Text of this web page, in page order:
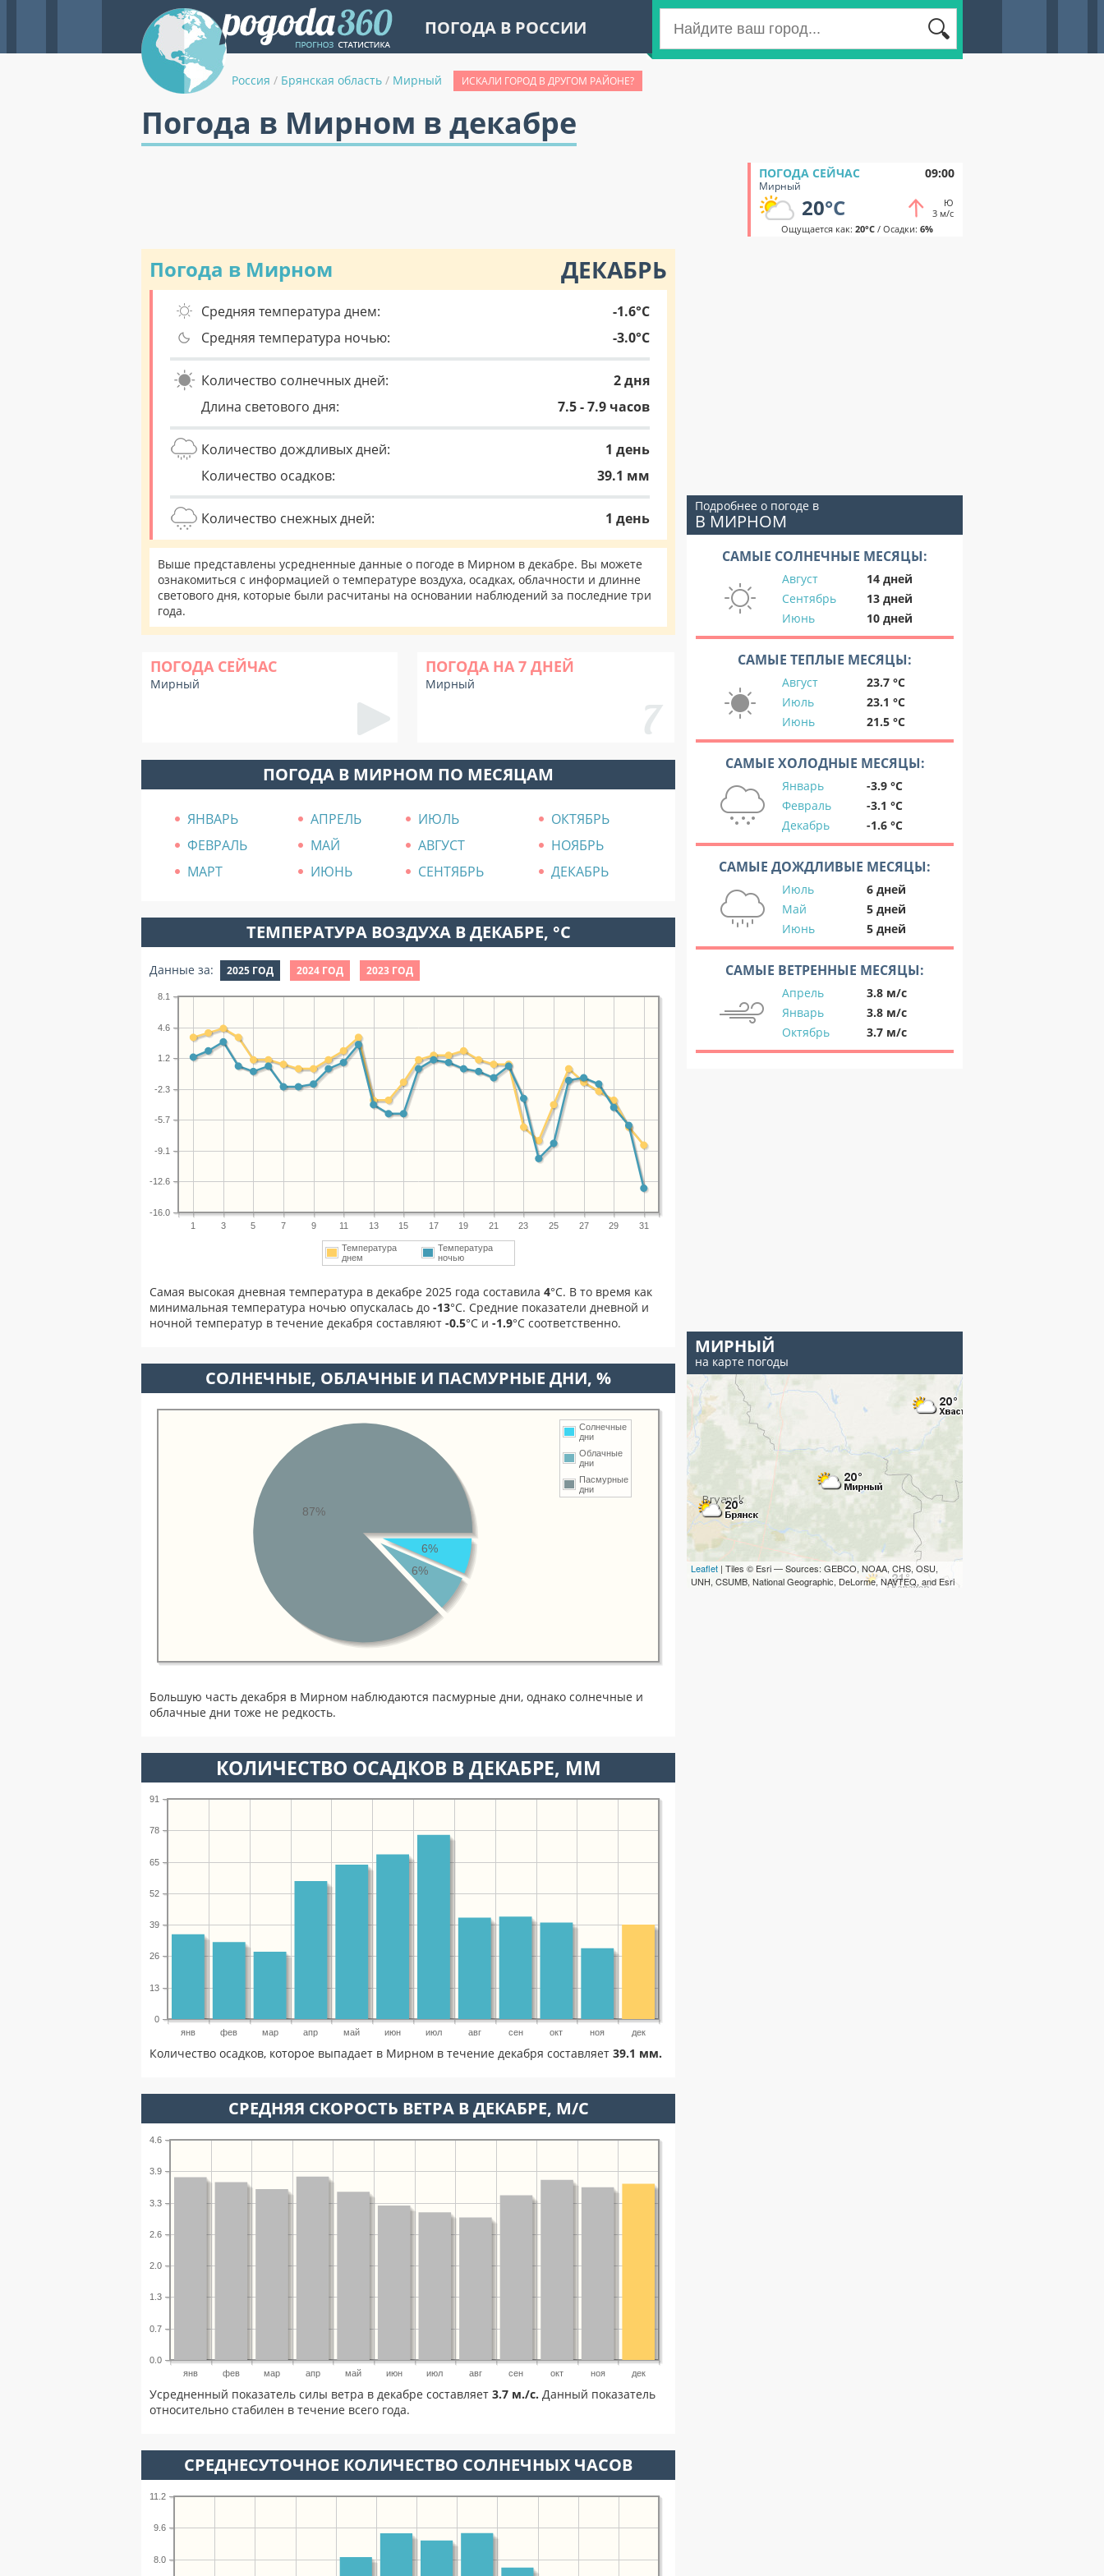
ПОГОДА В РОССИИ
Россия / Брянская область / Мирный ИСКАЛИ ГОРОД В ДРУГОМ РАЙОНЕ?
Погода в Мирном в декабре
ПОГОДА СЕЙЧАС 09:00
Мирный
20°C
Ю
3 м/с
Ощущается как: 20°C/ Осадки: 6%
Погода в Мирном ДЕКАБРЬ
Средняя температура днем:
-1.6°C
Средняя температура ночью:
-3.0°C
Количество солнечных дней:
2 дня
Длина светового дня:
7.5 - 7.9 часов
Количество дождливых дней:
1 день
Количество осадков:
39.1 мм
Количество снежных дней: 1 день
Выше представлены усредненные данные о погоде в Мирном в декабре. Вы можете
ознакомиться с информацией о температуре воздуха, осадках, облачности и длинне
светового дня, которые были расчитаны на основании наблюдений за последние три
года.
ПОГОДА СЕЙЧАС
Мирный
ПОГОДА НА 7 ДНЕЙ
Мирный
ПОГОДА В МИРНОМ ПО МЕСЯЦАМ
ЯНВАРЬ АПРЕЛЬ ИЮЛЬ
ОКТЯБРЬ
ФЕВРАЛЬ
МАЙ АВГУСТ
НОЯБРЬ
МАРТ
ИЮНЬ СЕНТЯБРЬ ДЕКАБРЬ
ТЕМПЕРАТУРА ВОЗДУХА В ДЕКАБРЕ, °C
Данные за: 2025 ГОД 2024 ГОД 2023 ГОД
1 3 5 7 9 11 13 15 17 19 21 23 25 27 29 31
-16.0
-12.6
-9.1
-5.7
-2.3
1.2
4.6
8.1
Температура
днем
Температура
ночью
Самая высокая дневная температура в декабре 2025 года составила 4°С. В то время как
минимальная температура ночью опускалась до -13°C. Средние показатели дневной и
ночной температур в течение декабря составляют -0.5°С и -1.9°С соответственно.
CОЛНЕЧНЫЕ, ОБЛАЧНЫЕ И ПАСМУРНЫЕ ДНИ, %
Солнечные
дни
Облачные
дни
Пасмурные
дни
6%
6%
87%
Большую часть декабря в Мирном наблюдаются пасмурные дни, однако солнечные и
облачные дни тоже не редкость.
КОЛИЧЕСТВО ОСАДКОВ В ДЕКАБРЕ, ММ
янв фев мар апр май июн июл авг сен окт ноя дек
0
13
26
39
52
65
78
91
Количество осадков, которое выпадает в Мирном в течение декабря составляет 39.1 мм.
СРЕДНЯЯ СКОРОСТЬ ВЕТРА В ДЕКАБРЕ, М/С
янв фев мар апр май июн июл авг сен окт ноя дек
0.0
0.7
1.3
2.0
2.6
3.3
3.9
4.6
Усредненный показатель силы ветра в декабре составляет 3.7 м./с. Данный показатель
относительно стабилен в течение всего года.
СРЕДНЕСУТОЧНОЕ КОЛИЧЕСТВО СОЛНЕЧНЫХ ЧАСОВ
8.0
9.6
11.2
Подробнее о погоде в
В МИРНОМ
САМЫЕ СОЛНЕЧНЫЕ МЕСЯЦЫ:
Август
14 дней
Сентябрь
13 дней
Июнь
10 дней
САМЫЕ ТЕПЛЫЕ МЕСЯЦЫ:
Август
23.7 °C
Июль
23.1 °C
Июнь
21.5 °C
САМЫЕ ХОЛОДНЫЕ МЕСЯЦЫ:
Январь
-3.9 °C
Февраль
-3.1 °C
Декабрь
-1.6 °C
САМЫЕ ДОЖДЛИВЫЕ МЕСЯЦЫ:
Июль
6 дней
Май
5 дней
Июнь
5 дней
САМЫЕ ВЕТРЕННЫЕ МЕСЯЦЫ:
Апрель
3.8 м/с
Январь
3.8 м/с
Октябрь
3.7 м/с
МИРНЫЙ
на карте погоды
Leaflet | Tiles © Esri — Sources: GEBCO, NOAA, CHS, OSU,
UNH, CSUMB, National Geographic, DeLorme, NAVTEQ, and Esri